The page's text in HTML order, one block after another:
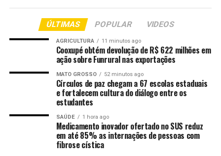
e resgate, além de equipamentos e efetivo.
A unidade beneficiará diretamente os municípios de
Canarana, Ribeirão Cascalheira, Serra Nova Dourada e
Novo Santo Antônio.
Com essa nova entrega, o Corpo de Bombeiros Militar
passa a contar com 28 unidades operacionais, incluindo
o Grupo de Aviação Bombeiro Militar (GAvBM),
distribuídas em 26 municípios de Mato Grosso,
ampliando o atendimento à população mato-grossense.
Participam da inauguração o comandante-geral do
ÚLTIMAS POPULAR VIDEOS
AGRICULTURA 11 minutos ago
Cooxupé obtém devolução de R$ 622 milhões em
ação sobre Funrural nas exportações
MATO GROSSO 52 minutos ago
Círculos de paz chegam a 67 escolas estaduais
e fortalecem cultura do diálogo entre os
estudantes
SAÚDE 1 hora ago
Medicamento inovador ofertado no SUS reduz
em até 85% as internações de pessoas com
fibrose cística